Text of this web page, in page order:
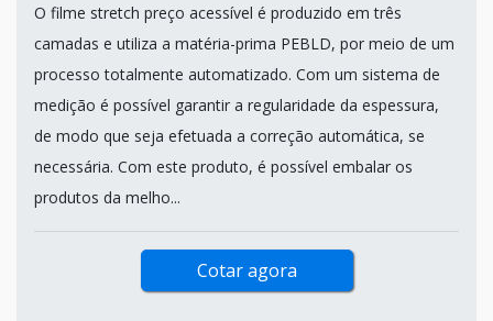
O filme stretch preço acessível é produzido em três
camadas e utiliza a matéria-prima PEBLD, por meio de um
processo totalmente automatizado. Com um sistema de
medição é possível garantir a regularidade da espessura,
de modo que seja efetuada a correção automática, se
necessária. Com este produto, é possível embalar os
produtos da melho...
Cotar agora